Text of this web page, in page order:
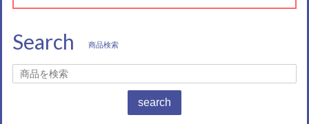
Search 商品検索
search